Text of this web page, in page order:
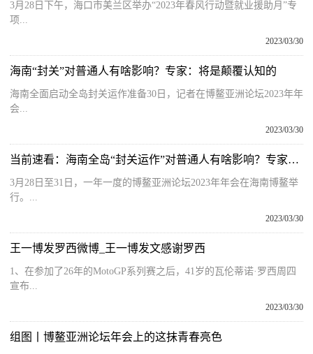
3月28日下午，海口市美兰区举办“2023年春风行动暨就业援助月”专
项...
2023/03/30
海南“封关”对普通人有啥影响？专家：将是颠覆认知的
海南全面启动全岛封关运作准备30日，记者在博鳌亚洲论坛2023年年
会...
2023/03/30
当前速看：海南全岛“封关运作”对普通人有啥影响？专家：海南居民将真正开启自贸港模式
3月28日至31日，一年一度的博鳌亚洲论坛2023年年会在海南博鳌举
行。...
2023/03/30
王一博发罗西微博_王一博发文感谢罗西
1、在参加了26年的MotoGP系列赛之后，41岁的瓦伦蒂诺·罗西周四
宣布...
2023/03/30
组图丨博鳌亚洲论坛年会上的这抹青春亮色